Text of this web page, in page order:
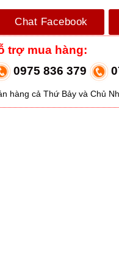
Chat Facebook
trợ mua hàng:
0975 836 379
hàng cả Thứ Bảy và Chủ